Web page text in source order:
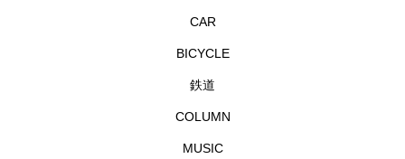
CAR
BICYCLE
鉄道
COLUMN
MUSIC